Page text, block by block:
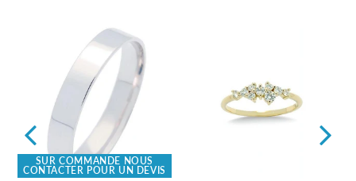
SUR COMMANDE NOUS
CONTACTER POUR UN DEVIS